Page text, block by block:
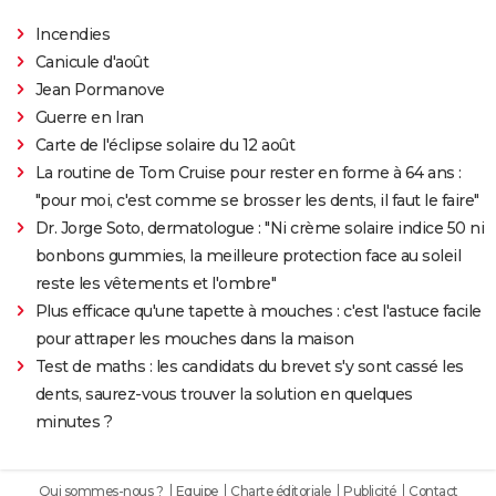
Incendies
Canicule d'août
Jean Pormanove
Guerre en Iran
Carte de l'éclipse solaire du 12 août
La routine de Tom Cruise pour rester en forme à 64 ans :
"pour moi, c'est comme se brosser les dents, il faut le faire"
Dr. Jorge Soto, dermatologue : "Ni crème solaire indice 50 ni
bonbons gummies, la meilleure protection face au soleil
reste les vêtements et l'ombre"
Plus efficace qu'une tapette à mouches : c'est l'astuce facile
pour attraper les mouches dans la maison
Test de maths : les candidats du brevet s'y sont cassé les
dents, saurez-vous trouver la solution en quelques
minutes ?
Qui sommes-nous ? Equipe Charte éditoriale Publicité Contact